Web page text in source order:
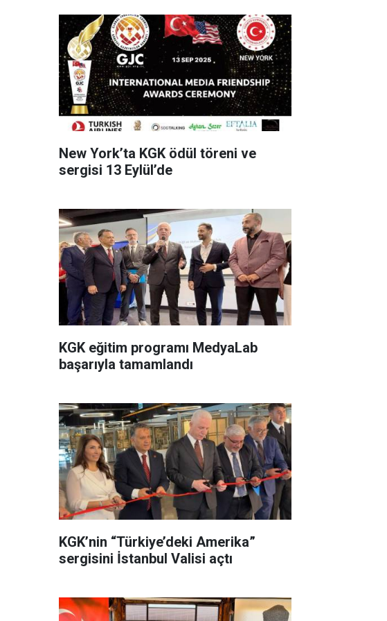
New York’ta KGK ödül töreni ve
sergisi 13 Eylül’de
KGK eğitim programı MedyaLab
başarıyla tamamlandı
KGK’nin “Türkiye’deki Amerika”
sergisini İstanbul Valisi açtı